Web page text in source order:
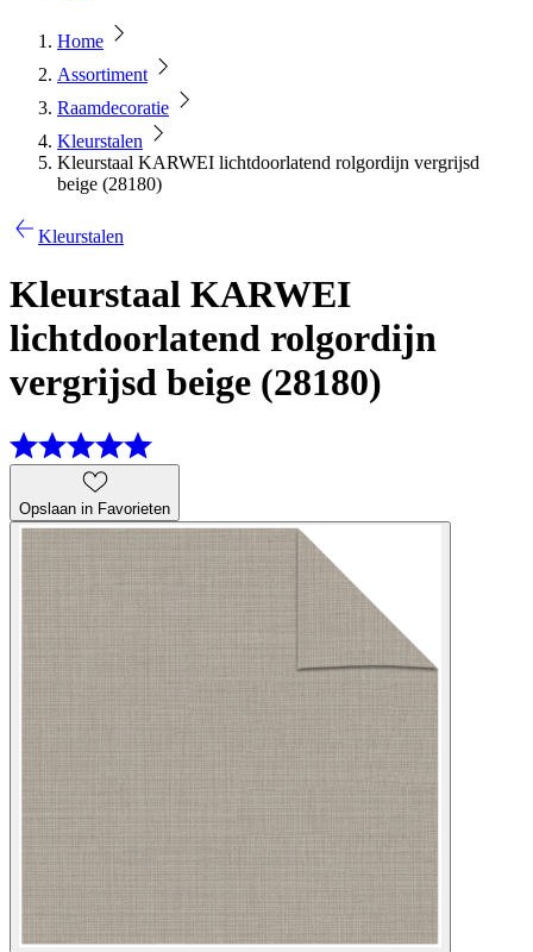
Home
Assortiment
Raamdecoratie
Kleurstalen
Kleurstaal KARWEI lichtdoorlatend rolgordijn vergrijsd
beige (28180)
Kleurstalen
Kleurstaal KARWEI
lichtdoorlatend rolgordijn
vergrijsd beige (28180)
Opslaan in Favorieten